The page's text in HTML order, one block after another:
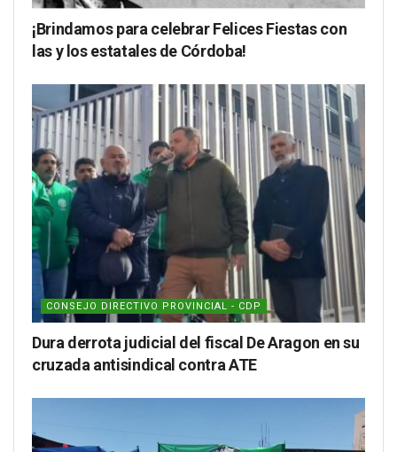
¡Brindamos para celebrar Felices Fiestas con
las y los estatales de Córdoba!
CONSEJO DIRECTIVO PROVINCIAL - CDP
Dura derrota judicial del fiscal De Aragon en su
cruzada antisindical contra ATE